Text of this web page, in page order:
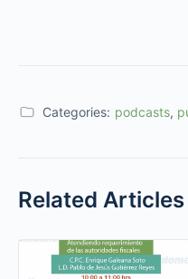
Categories: podcasts,
Related Articles